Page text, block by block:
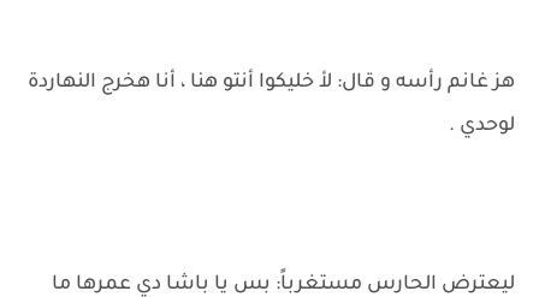
هز غانم رأسه و قال: لأ خليكوا أنتو هنا ، أنا هخرج النهاردة
لوحدي .
ليعترض الحارس مستغرباً: بس يا باشا دي عمرها ما